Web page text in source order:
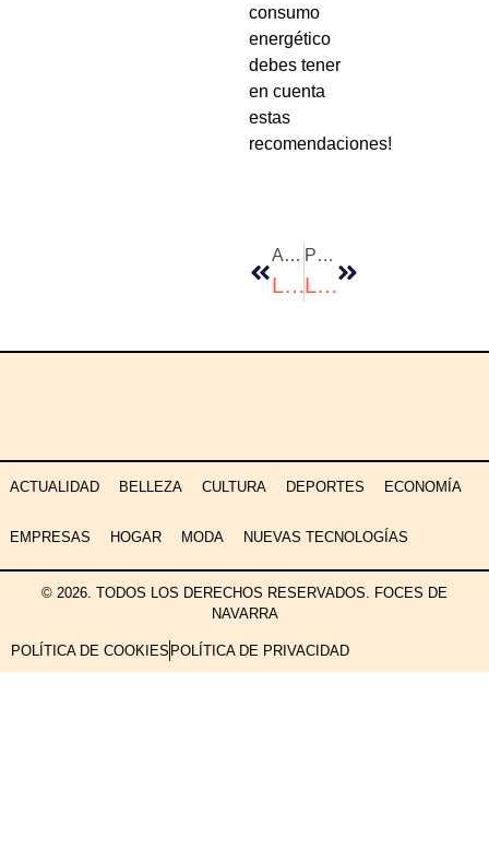
consumo
energético
debes tener
en cuenta
estas
recomendaciones!
ANTERIOR
La Utilidad De Las Plataformas De Gestión
PROXIMIO
Las Prendas Que Se Llevarán En Primavera-Verano 2024
ACTUALIDAD BELLEZA CULTURA DEPORTES ECONOMÍA
EMPRESAS HOGAR MODA NUEVAS TECNOLOGÍAS
© 2026. TODOS LOS DERECHOS RESERVADOS. FOCES DE
NAVARRA
POLÍTICA DE COOKIES POLÍTICA DE PRIVACIDAD